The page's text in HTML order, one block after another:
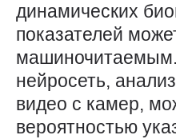
динамических
показателей
машиночитаемым.
нейросеть,
видео с камер,
вероятностью